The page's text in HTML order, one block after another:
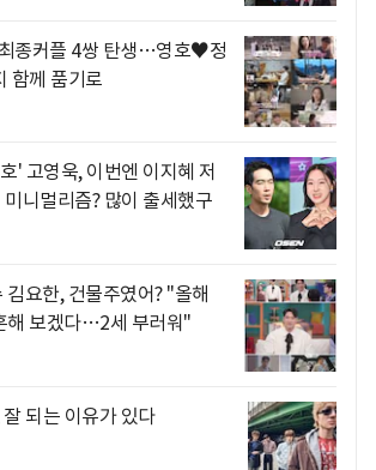
종커플 4쌍 탄생…영호♥정
함께 품기로
' 고영욱, 이번엔 이지혜 저
니멀리즘? 많이 출세했구
김요한, 건물주였어? "올해
해 보겠다…2세 부러워"
되는 이유가 있다